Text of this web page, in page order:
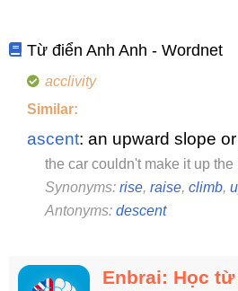
Từ điển Anh Anh - Wordnet
acclivity
Similar:
ascent: an upward slope
the car couldn't make it up the
Synonyms: rise, raise, climb,
Antonyms: descent
Enbrai: Học